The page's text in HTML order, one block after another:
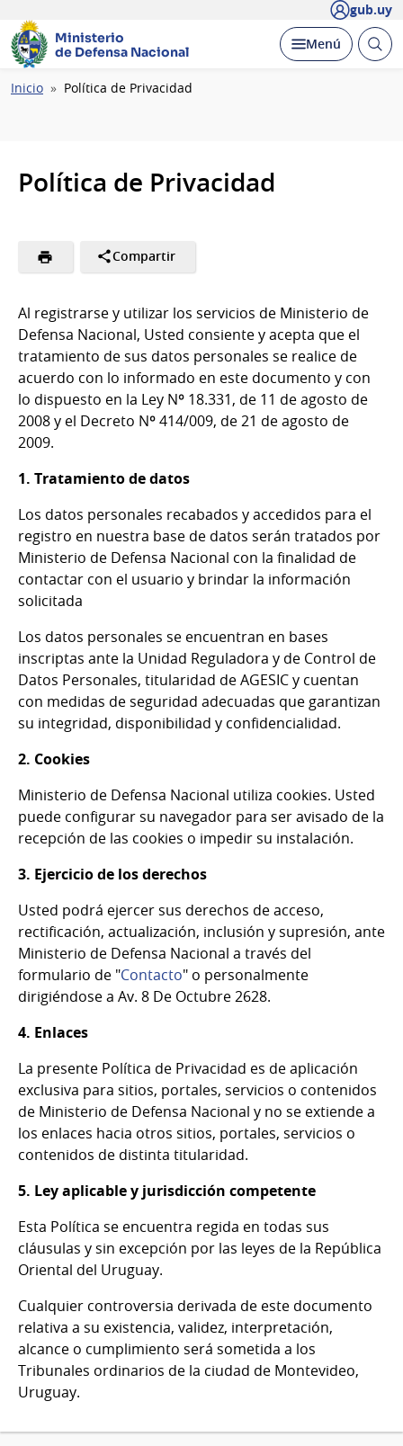
gub.uy
Ministerio
de Defensa Nacional
Desplegar
Menú Abrir
Ruta
Inicio Política de Privacidad
Política de Privacidad
Compartir
Al registrarse y utilizar los servicios de Ministerio de
Defensa Nacional, Usted consiente y acepta que el
tratamiento de sus datos personales se realice de
acuerdo con lo informado en este documento y con
lo dispuesto en la Ley Nº 18.331, de 11 de agosto de
2008 y el Decreto Nº 414/009, de 21 de agosto de
2009.
1. Tratamiento de datos
Los datos personales recabados y accedidos para el
registro en nuestra base de datos serán tratados por
Ministerio de Defensa Nacional con la finalidad de
contactar con el usuario y brindar la información
solicitada
Los datos personales se encuentran en bases
inscriptas ante la Unidad Reguladora y de Control de
Datos Personales, titularidad de AGESIC y cuentan
con medidas de seguridad adecuadas que garantizan
su integridad, disponibilidad y confidencialidad.
2. Cookies
Ministerio de Defensa Nacional utiliza cookies. Usted
puede configurar su navegador para ser avisado de la
recepción de las cookies o impedir su instalación.
3. Ejercicio de los derechos
Usted podrá ejercer sus derechos de acceso,
rectificación, actualización, inclusión y supresión, ante
Ministerio de Defensa Nacional a través del
formulario de "Contacto" o personalmente
dirigiéndose a Av. 8 De Octubre 2628.
4. Enlaces
La presente Política de Privacidad es de aplicación
exclusiva para sitios, portales, servicios o contenidos
de Ministerio de Defensa Nacional y no se extiende a
los enlaces hacia otros sitios, portales, servicios o
contenidos de distinta titularidad.
5. Ley aplicable y jurisdicción competente
Esta Política se encuentra regida en todas sus
cláusulas y sin excepción por las leyes de la República
Oriental del Uruguay.
Cualquier controversia derivada de este documento
relativa a su existencia, validez, interpretación,
alcance o cumplimiento será sometida a los
Tribunales ordinarios de la ciudad de Montevideo,
Uruguay.